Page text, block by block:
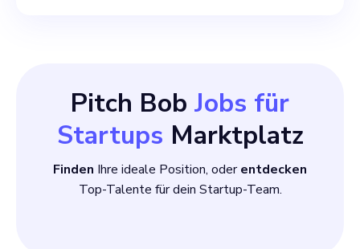
Unterhaltungsökosystem.
Gemeinsam können wir das
Kino zu einer Sprache der
Einheit machen.
Pitch Bob Jobs für
Startups Marktplatz
Finden Ihre ideale Position, oderentdecken
Top-Talente für dein Startup-Team.